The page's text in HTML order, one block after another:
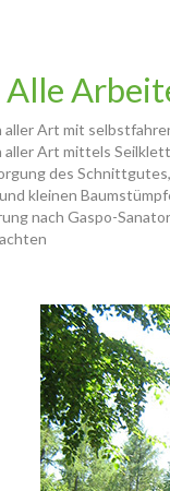
aller Art mit
aller Art mittels
des
kleinen
nach Gaspo-